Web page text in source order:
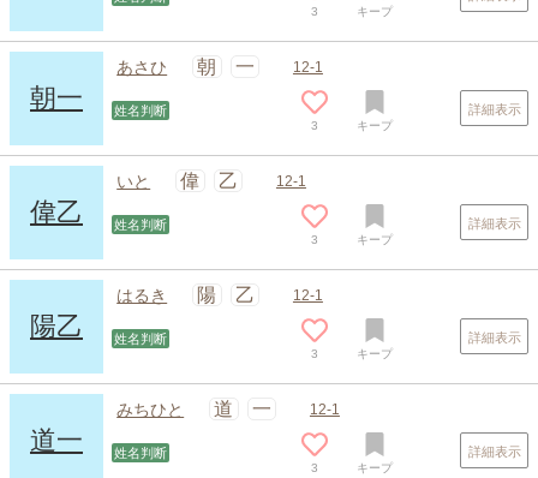
3 キープ
朝一
あさひ 朝 一 12-1
姓名判断
3 キープ
詳細表示
偉乙
いと 偉 乙 12-1
姓名判断
3 キープ
詳細表示
陽乙
はるき 陽 乙 12-1
姓名判断
3 キープ
詳細表示
道一
みちひと 道 一 12-1
姓名判断
3 キープ
詳細表示